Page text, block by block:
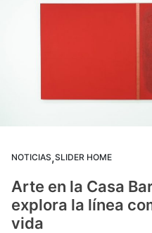
NOTICIAS,SLIDER HOME
Arte en la Casa
explora la línea
vida